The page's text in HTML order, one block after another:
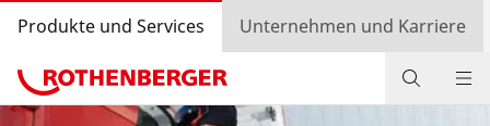
Produkte und Services Unternehmen und Karriere